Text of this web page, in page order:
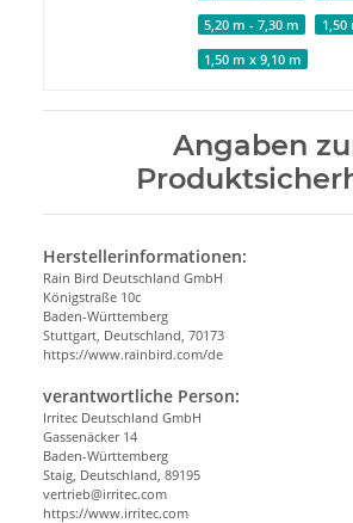
5,20 m - 7,30 m 1,50
1,50 m x 9,10 m
Angaben
Herstellerinformationen:
Rain Bird Deutschland GmbH
Königstraße 10c
Baden-Württemberg
Stuttgart, Deutschland, 70173
https://www.rainbird.com/de
verantwortliche Person:
Irritec Deutschland GmbH
Gassenäcker 14
Baden-Württemberg
Staig, Deutschland, 89195
vertrieb@irritec.com
https://www.irritec.com